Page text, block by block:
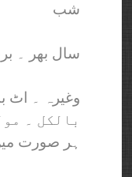
شب
سال بھر ۔
وغیرہ ۔ اٹ
بالکل ۔
ہر صورت